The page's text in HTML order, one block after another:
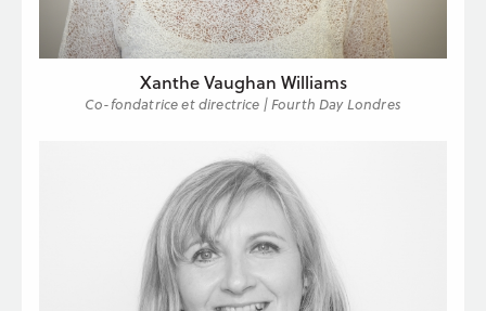
Xanthe Vaughan Williams
Co-fondatrice et directrice | Fourth Day Londres